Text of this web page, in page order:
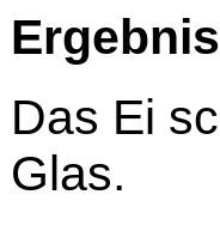
Ergebnis
Das Ei
Glas.